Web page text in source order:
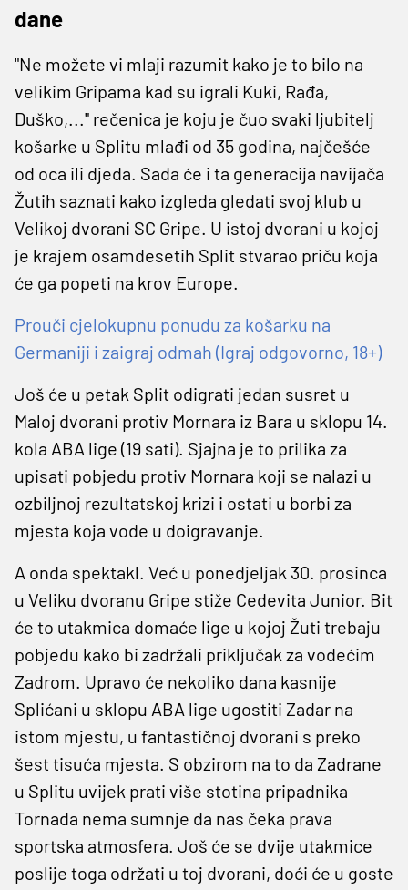
dane
"Ne možete vi mlaji razumit kako je to bilo na
velikim Gripama kad su igrali Kuki, Rađa,
Duško,..." rečenica je koju je čuo svaki ljubitelj
košarke u Splitu mlađi od 35 godina, najčešće
od oca ili djeda. Sada će i ta generacija navijača
Žutih saznati kako izgleda gledati svoj klub u
Velikoj dvorani SC Gripe. U istoj dvorani u kojoj
je krajem osamdesetih Split stvarao priču koja
će ga popeti na krov Europe.
Prouči cjelokupnu ponudu za košarku na
Germaniji i zaigraj odmah (Igraj odgovorno, 18+)
Još će u petak Split odigrati jedan susret u
Maloj dvorani protiv Mornara iz Bara u sklopu 14.
kola ABA lige (19 sati). Sjajna je to prilika za
upisati pobjedu protiv Mornara koji se nalazi u
ozbiljnoj rezultatskoj krizi i ostati u borbi za
mjesta koja vode u doigravanje.
A onda spektakl. Već u ponedjeljak 30. prosinca
u Veliku dvoranu Gripe stiže Cedevita Junior. Bit
će to utakmica domaće lige u kojoj Žuti trebaju
pobjedu kako bi zadržali priključak za vodećim
Zadrom. Upravo će nekoliko dana kasnije
Splićani u sklopu ABA lige ugostiti Zadar na
istom mjestu, u fantastičnoj dvorani s preko
šest tisuća mjesta. S obzirom na to da Zadrane
u Splitu uvijek prati više stotina pripadnika
Tornada nema sumnje da nas čeka prava
sportska atmosfera. Još će se dvije utakmice
poslije toga održati u toj dvorani, doći će u goste